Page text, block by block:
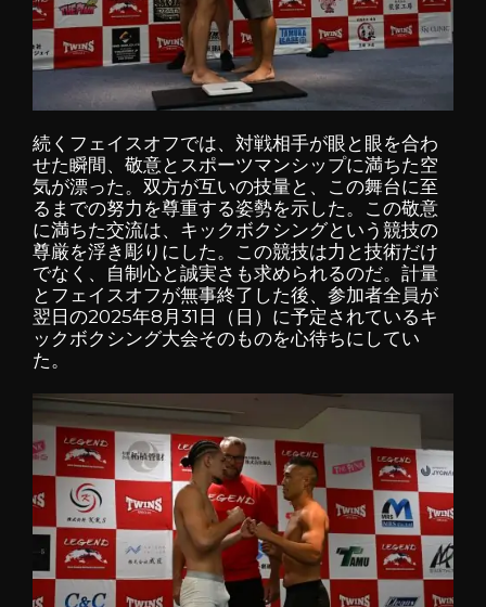
続くフェイスオフでは、対戦相手が眼と眼を合わ
せた瞬間、敬意とスポーツマンシップに満ちた空
気が漂った。双方が互いの技量と、この舞台に至
るまでの努力を尊重する姿勢を示した。この敬意
に満ちた交流は、キックボクシングという競技の
尊厳を浮き彫りにした。この競技は力と技術だけ
でなく、自制心と誠実さも求められるのだ。計量
とフェイスオフが無事終了した後、参加者全員が
翌日の2025年8月31日（日）に予定されているキ
ックボクシング大会そのものを心待ちにしてい
た。